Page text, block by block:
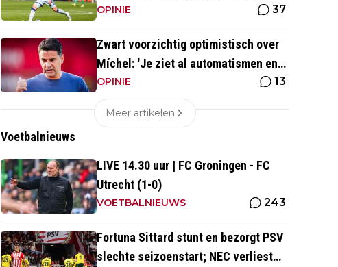
van de rekening van de komst van
Blind'
OPINIE 37
Zwart voorzichtig optimistisch over
Míchel: 'Je ziet al automatismen en
patronen terug, maar...'
OPINIE 13
Meer artikelen
Voetbalnieuws
LIVE 14.30 uur | FC Groningen - FC
Utrecht (1-0)
VOETBALNIEUWS 243
Fortuna Sittard stunt en bezorgt PSV
slechte seizoenstart; NEC verliest